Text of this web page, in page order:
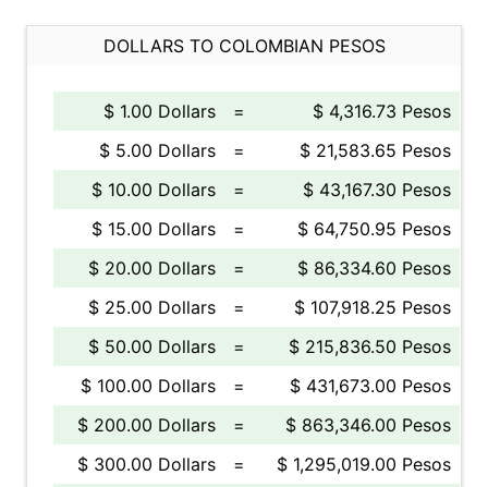
DOLLARS TO COLOMBIAN PESOS
$ 1.00 Dollars =
$ 4,316.73 Pesos
$ 5.00 Dollars
=
$ 21,583.65 Pesos
$ 10.00 Dollars
=
$ 43,167.30 Pesos
$ 15.00 Dollars
=
$ 64,750.95 Pesos
$ 20.00 Dollars
=
$ 86,334.60 Pesos
$ 25.00 Dollars
=
$ 107,918.25 Pesos
$ 50.00 Dollars
=
$ 215,836.50 Pesos
$ 100.00 Dollars
=
$ 431,673.00 Pesos
$ 200.00 Dollars
=
$ 863,346.00 Pesos
$ 300.00 Dollars
=
$ 1,295,019.00 Pesos